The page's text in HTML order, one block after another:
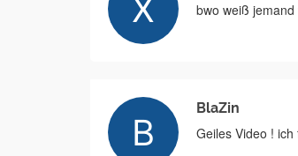
bwo weiß
BlaZin
Geiles Video !